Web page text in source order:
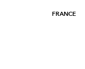
FRANCE